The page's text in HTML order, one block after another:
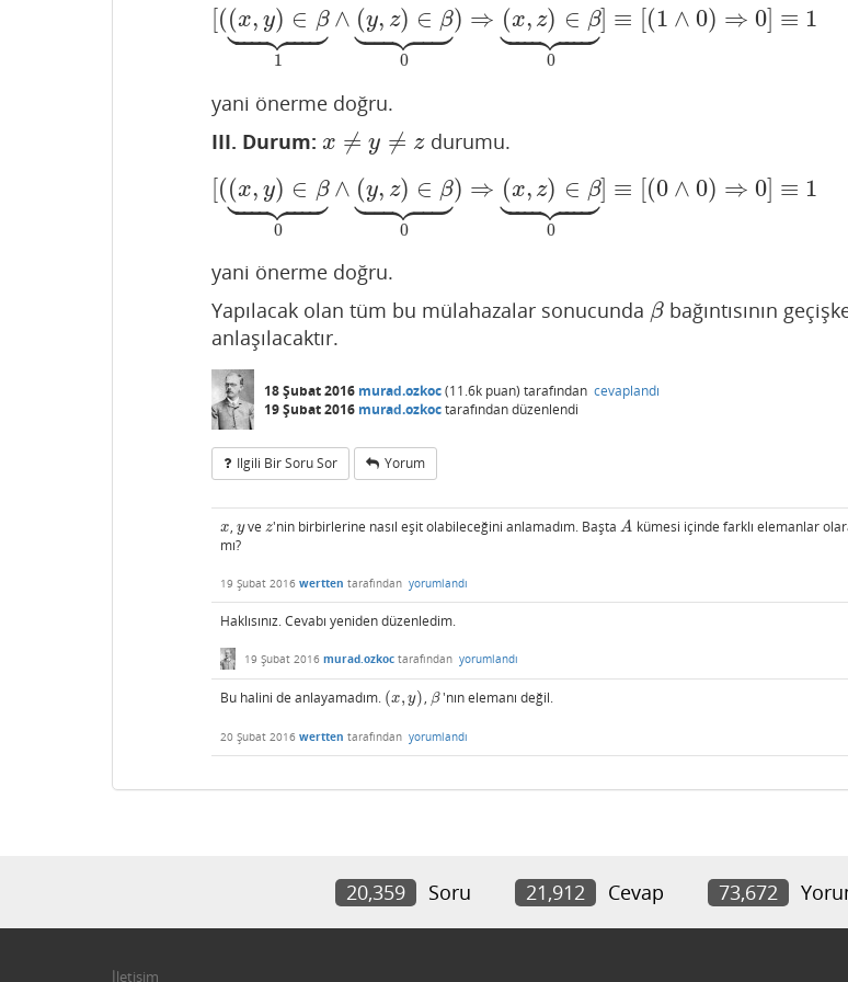
[((x, y) ∈ β
 

 
1
∧ (y, z) ∈ β
 

 
0
) ⇒ (x, z) ∈ β
 

 
0
] ≡ [(1 ∧ 0) ⇒ 0] ≡ 1
[( x,y)∈β⏟ 1∧ y,z )∈β⏟0 ⇒(x z)∈β ⏟0 ≡[( ∧0 )⇒ 0]≡ 1
yani önerme doğru.
III. Durum: x ≠ y ≠ z
x≠ y≠ z durumu.
[((x, y) ∈ β
 

 
0
∧ (y, z) ∈ β
 

 
0
) ⇒ (x, z) ∈ β
 

 
0
] ≡ [(0 ∧ 0) ⇒ 0] ≡ 1
[( x,y)∈β⏟ 0∧ y,z )∈β⏟0 ⇒(x z)∈β ⏟0 ≡[( ∧0 )⇒ 0]≡ 1
yani önerme doğru.
Yapılacak olan tüm bu mülahazalar sonucunda β
βbağıntısının
anlaşılacaktır.
18 Şubat 2016 murad.ozkoc(11.6k puan) tarafından cevaplandı
19 Şubat 2016 murad.ozkoctarafındandüzenlendi
Ilgili Bir Soru Sor Yorum
x
x , y
yvez
z'nin birbirlerine nasıl eşit olabileceğini anlamadım. BaştaA
A kümesi içinde farklı elemanlar
mı?
19 Şubat 2016 wertten tarafından yorumlandı
Haklısınız. Cevabı yeniden düzenledim.
19 Şubat 2016 murad.ozkoc tarafından yorumlandı
Bu halini de anlayamadım. (x, y)
(x,y) , β
β'nın elemanı değil.
20 Şubat 2016 wertten tarafından yorumlandı
20,359 Soru 21,912 Cevap 73,672
İletişim